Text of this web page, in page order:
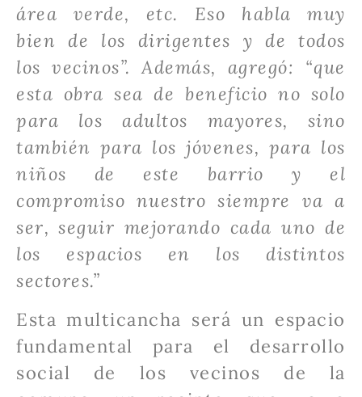
área verde, etc. Eso habla muy
bien de los dirigentes y de todos
los vecinos”. Además, agregó: “que
esta obra sea de beneficio no solo
para los adultos mayores, sino
también para los jóvenes, para los
niños de este barrio y el
compromiso nuestro siempre va a
ser, seguir mejorando cada uno de
los espacios en los distintos
sectores.”
Esta multicancha será un espacio
fundamental para el desarrollo
social de los vecinos de la